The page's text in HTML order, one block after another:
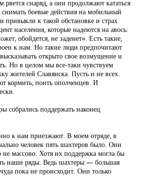
рвется снаряд, а они продолжают кататься
боевые действия на мобильный
привыкли к такой обстановке и страх
населения, которые надеются на авось:
обойдется, не заденет». Есть такие,
к нам. Но такие люди предпочитают
открыто свое возмущение и
Но в целом мы все-таки чувствуем
жителей Славянска. Пусть и не всех.
кормить, поить ополченцев. И
собрались поддержать наконец
к нам приезжают. В моем отряде, в
человек пять шахтеров было. Они
массово. Хотя их поддержка могла бы
наши ряды. Ведь шахтеры — большая
пока не происходит. Они только